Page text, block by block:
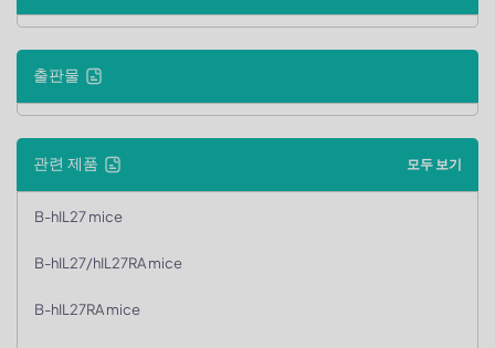
출판물
관련 제품 모두 보기
B-hIL27 mice
B-hIL27/hIL27RA mice
B-hIL27RA mice